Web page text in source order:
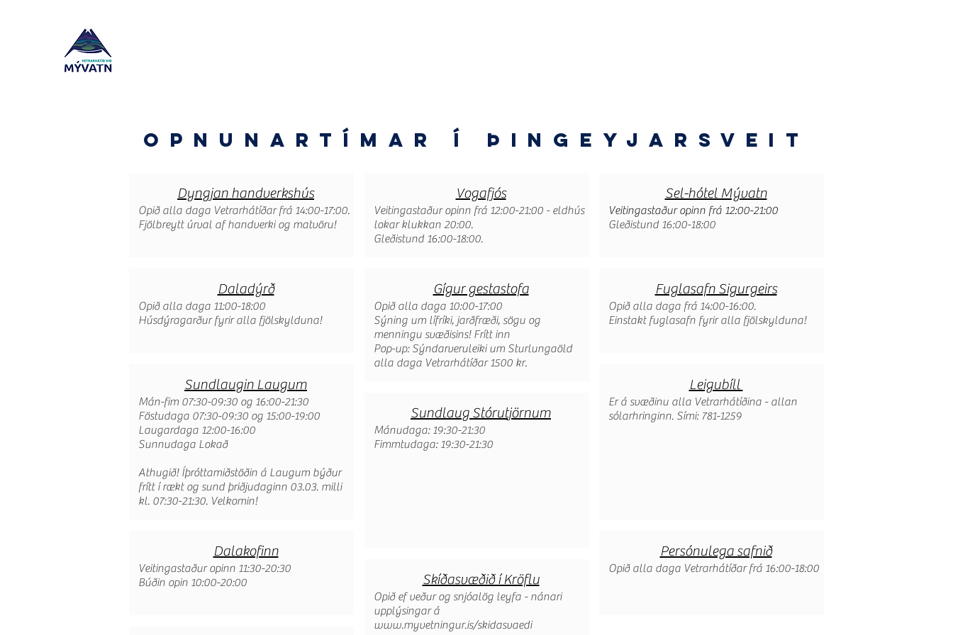
Opnunartímar í þingeyjarsveit
Dyngjan handverkshús
Opið alla daga Vetrarhátíðar frá 14:00-17:00.
Fjölbreytt úrval af handverki og matvöru!
Daladýrð
Opið alla daga 11:00-18:00
Húsdýragarður fyrir alla fjölskylduna!
Sundlaugin Laugum
Mán-fim 07:30-09:30 og 16:00-21:30
Föstudaga 07:30-09:30 og 15:00-19:00
Laugardaga 12:00-16:00
Sunnudaga Lokað
Athugið! Íþróttamiðstöðin á Laugum býður
frítt í rækt og sund þriðjudaginn 03.03. milli
kl. 07:30-21:30. Velkomin!
Dalakofinn
Veitingastaður opinn 11:30-20:30
Búðin opin 10:00-20:00
Vogafjós
Veitingastaður opinn frá 12:00-21:00 - eldhús
lokar klukkan 20:00.
Gleðistund 16:00-18:00.
Gígur gestastofa
Opið alla daga 10:00-17:00
Sýning um lífríki, jarðfræði, sögu og
menningu svæðisins! Frítt inn
Pop-up: Sýndarveruleiki um Sturlungaöld
alla daga Vetrarhátíðar 1500 kr.
Sundlaug Stórutjörnum
Mánudaga: 19:30-21:30
Fimmtudaga: 19:30-21:30
Skíðasvæðið í Kröflu
Opið ef veður og snjóalög leyfa - nánari
upplýsingar á
www.myvetningur.is/skidasvaedi
Sel-hótel Mývatn
Veitingastaður opinn frá 12:00-21:00
Gleðistund 16:00-18:00
Fuglasafn Sigurgeirs
Opið alla daga frá 14:00-16:00.
Einstakt fuglasafn fyrir alla fjölskylduna!
Leigubíll
Er á svæðinu alla Vetrarhátíðina - allan
sólarhringinn. Sími: 781-1259
Persónulega safnið
Opið alla daga Vetrarhátíðar frá 16:00-18:00​